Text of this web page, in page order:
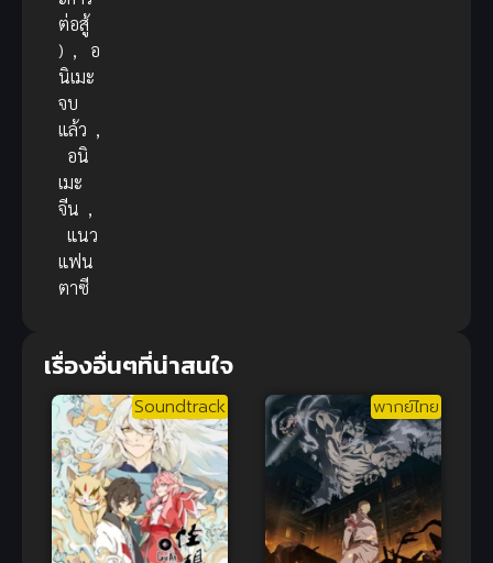
ต่อสู้
) ,
อ
นิเมะ
จบ
แล้ว ,
อนิ
เมะ
จีน ,
แนว
แฟน
ตาซี
เรื่องอื่นๆที่น่าสนใจ
Soundtrack พากย์ไทย